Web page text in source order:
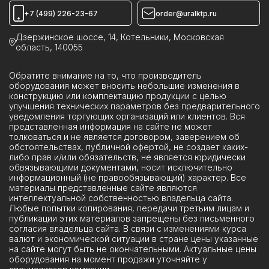
Реклоузеры ПСС
Ячейки ЯКНО
+7 (499) 226-23-67 order@uralktp.ru
Дзержинское шоссе, 14, Котельники, Московская
область, 140055
Обратите внимание на то, что производитель
оборудования может вносить небольшие изменения в
конструкцию или комплектацию продукции с целью
улучшения технических параметров без предварительного
уведомления торгующих организаций или клиентов. Вся
представленная информация на сайте не может
толковаться и не является договором, заверением об
обстоятельствах, публичной офертой, не создает каких-
либо прав и/или обязательств, не является юридически
обвязывающими документами, носит исключительно
информационный (не правообязывающий) характер. Все
материалы представленные сайте являются
интеллектуальной собственностью владельца сайта.
Любые попытки копирования, передачи третьим лицам и
публикации этих материалов запрещены без письменного
согласия владельца сайта. В связи с изменениями курса
валют и экономической ситуации в стране цены указанные
на сайте могут быть не окончательными. Актуальные цены
оборудования на момент продажи уточняйте у